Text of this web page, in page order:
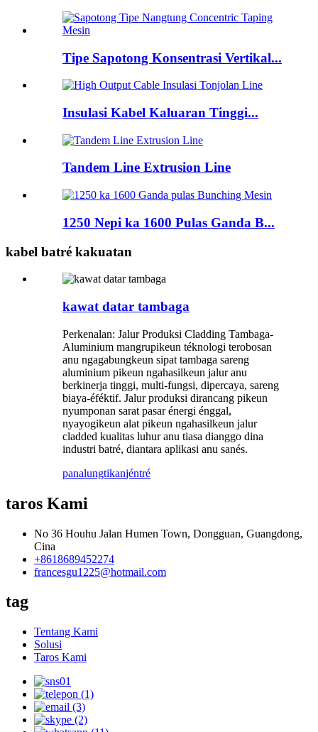
Tipe Sapotong Konsentrasi Vertikal...
Insulasi Kabel Kaluaran Tinggi...
Tandem Line Extrusion Line
1250 Nepi ka 1600 Pulas Ganda B...
kabel batré kakuatan
kawat datar tambaga
Perkenalan: Jalur Produksi Cladding Tambaga-
Aluminium mangrupikeun téknologi terobosan
anu ngagabungkeun sipat tambaga sareng
aluminium pikeun ngahasilkeun jalur anu
berkinerja tinggi, multi-fungsi, dipercaya, sareng
biaya-éféktif. Jalur produksi dirancang pikeun
nyumponan sarat pasar énergi énggal,
nyayogikeun alat pikeun ngahasilkeun jalur
cladded kualitas luhur anu tiasa dianggo dina
industri batré, diantara aplikasi anu sanés.
panalungtikanjéntré
taros Kami
No 36 Houhu Jalan Humen Town, Dongguan, Guangdong,
Cina
+8618689452274
francesgu1225@hotmail.com
tag
Tentang Kami
Solusi
Taros Kami